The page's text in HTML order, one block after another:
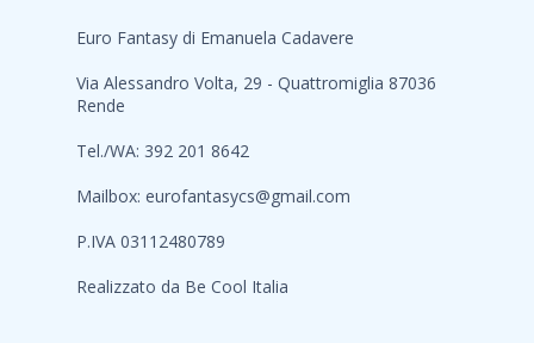
Euro Fantasy di Emanuela Cadavere
Via Alessandro Volta, 29 - Quattromiglia 87036
Rende
Tel./WA: 392 201 8642
Mailbox: eurofantasycs@gmail.com
P.IVA 03112480789
Realizzato da Be Cool Italia